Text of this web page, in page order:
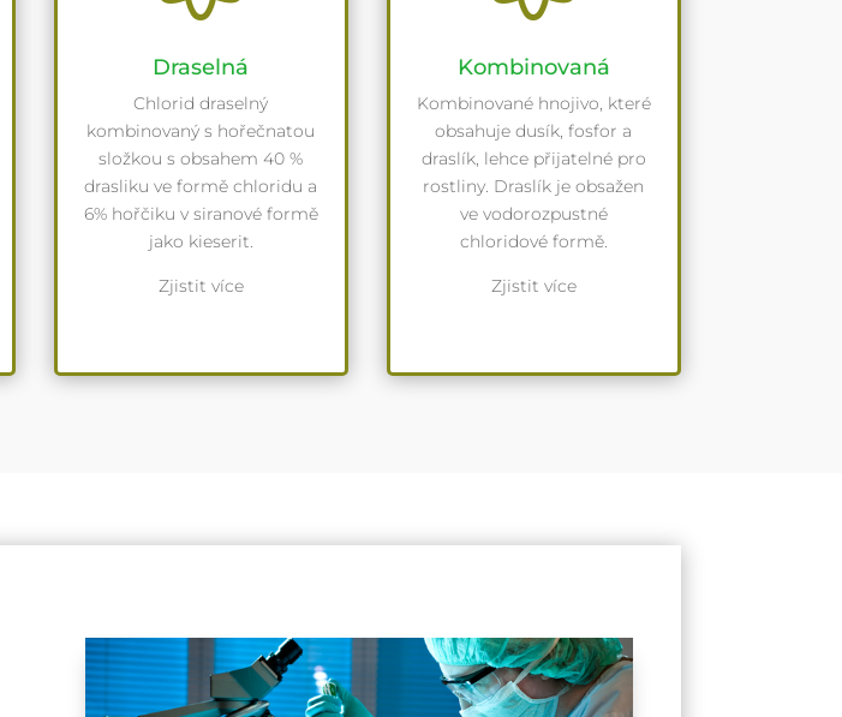
Draselná
Chlorid draselný
kombinovaný s hořečnatou
složkou s obsahem 40 %
drasliku ve formě chloridu a
6% hořčiku v siranové formě
jako kieserit.
Zjistit více
Kombinovaná
Kombinované hnojivo, které
obsahuje dusík, fosfor a
draslík, lehce přijatelné pro
rostliny. Draslík je obsažen
ve vodorozpustné
chloridové formě.
Zjistit více